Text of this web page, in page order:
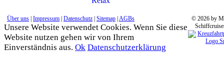
Über uns | Impressum | Datenschutz | Sitemap |AGBs
© 2026 by
Unsere Website verwendet Cookies. Wenn Sie diese
Website nutzen gehen wir von Ihrem
Einverständnis aus. Ok Datenschutzerklärung